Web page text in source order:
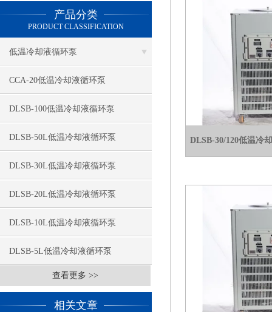
产品分类
PRODUCT CLASSIFICATION
低温冷却液循环泵
CCA-20低温冷却液循环泵
DLSB-100低温冷却液循环泵
DLSB-50L低温冷却液循环泵
DLSB-30L低温冷却液循环泵
DLSB-20L低温冷却液循环泵
DLSB-10L低温冷却液循环泵
DLSB-5L低温冷却液循环泵
查看更多 >>
相关文章
DLSB-30/120低温冷